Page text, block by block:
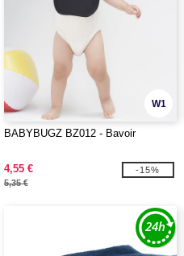
W1
BABYBUGZ BZ012 - Bavoir
4,55 €
5,35 €
-15%